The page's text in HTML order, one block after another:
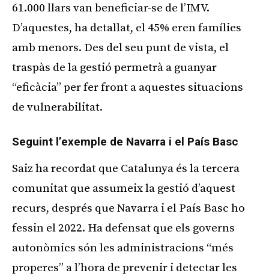
61.000 llars van beneficiar-se de l’IMV.
D’aquestes, ha detallat, el 45% eren famílies
amb menors. Des del seu punt de vista, el
traspàs de la gestió permetrà a guanyar
“eficàcia” per fer front a aquestes situacions
de vulnerabilitat.
Seguint l’exemple de Navarra i el País Basc
Saiz ha recordat que Catalunya és la tercera
comunitat que assumeix la gestió d’aquest
recurs, després que Navarra i el País Basc ho
fessin el 2022. Ha defensat que els governs
autonòmics són les administracions “més
properes” a l’hora de prevenir i detectar les